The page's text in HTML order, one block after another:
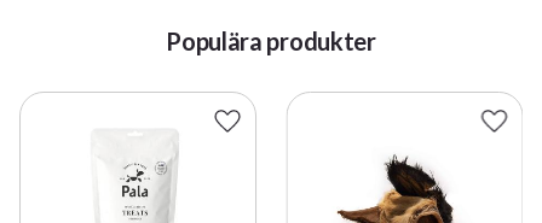
Populära produkter
Lägg till i favoriter Lägg